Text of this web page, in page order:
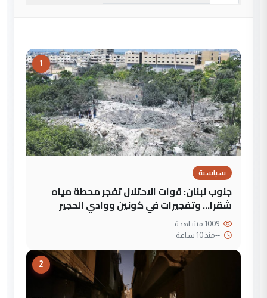
1
سياسية
جنوب لبنان: قوات الاحتلال تفجر محطة مياه
شقرا… وتفجيرات في كونين ووادي الحجير
--منذ 10 ساعة
2